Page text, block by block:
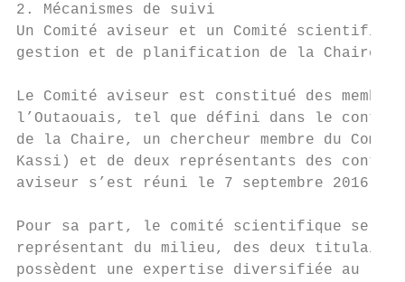
2. Mécanismes de suivi
Un Comité aviseur et un Comité
gestion et de planification de la Chaire.
Le Comité aviseur est constitué des
l’Outaouais, tel que défini dans le
de la Chaire, un chercheur membre du
Kassi) et de deux représentants des
aviseur s’est réuni le 7 septembre 2016
Pour sa part, le comité scientifique se
représentant du milieu, des deux
possèdent une expertise diversifiée au